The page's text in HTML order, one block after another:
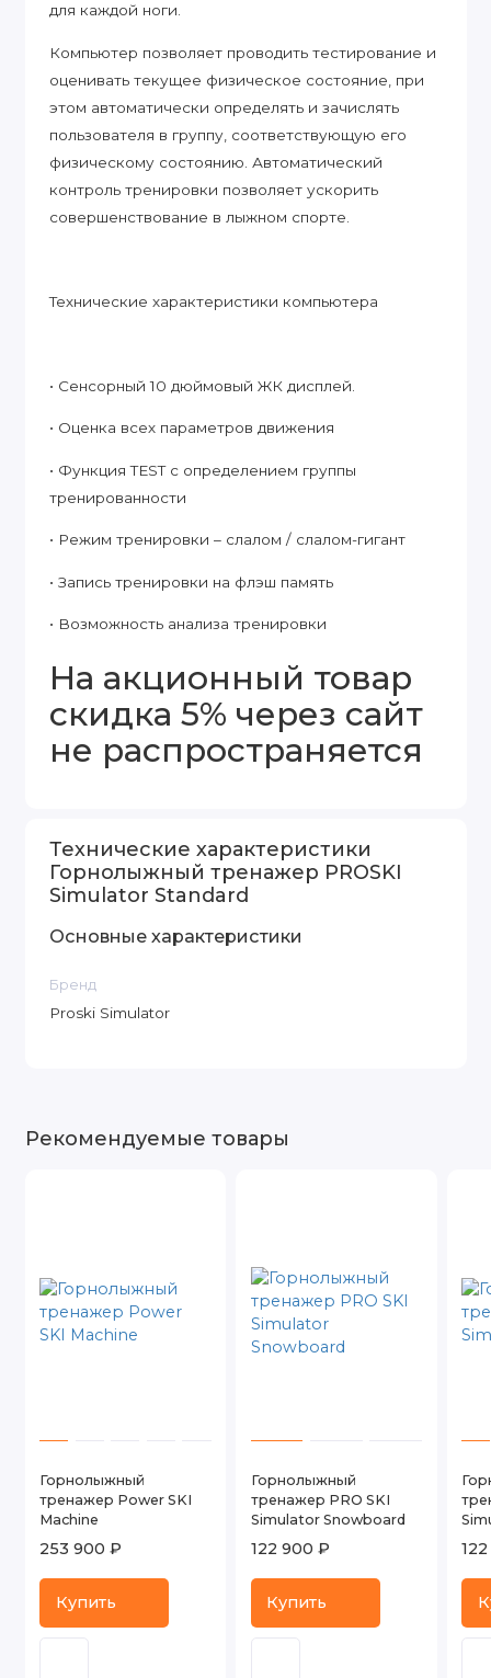
для каждой ноги.
Компьютер позволяет проводить тестирование и
оценивать текущее физическое состояние, при
этом автоматически определять и зачислять
пользователя в группу, соответствующую его
физическому состоянию. Автоматический
контроль тренировки позволяет ускорить
совершенствование в лыжном спорте.
Технические характеристики компьютера
• Сенсорный 10 дюймовый ЖК дисплей.
• Оценка всех параметров движения
• Функция TEST с определением группы
тренированности
• Режим тренировки – слалом / слалом-гигант
• Запись тренировки на флэш память
• Возможность анализа тренировки
На акционный товар
скидка 5% через сайт
не распространяется
Технические характеристики
Горнолыжный тренажер PROSKI
Simulator Standard
Основные характеристики
Бренд
Proski Simulator
Рекомендуемые товары
Горнолыжный
тренажер Power SKI
Machine
253 900 ₽
Купить
Горнолыжный
тренажер PRO SKI
Simulator Snowboard
122 900 ₽
Купить